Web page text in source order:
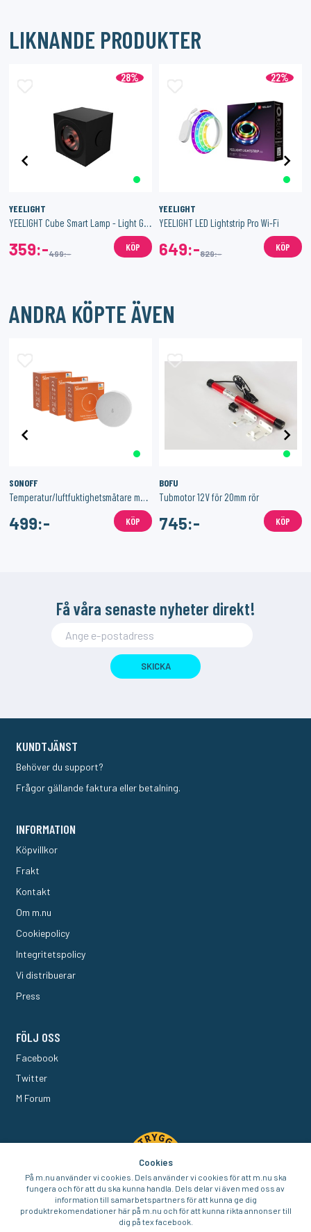
LIKNANDE PRODUKTER
28%
YEELIGHT
YEELIGHT Cube Smart Lamp - Light Gaming Cube Spot - Expansion Pack
359:-499:-
KÖP
22%
YEELIGHT
YEELIGHT LED Lightstrip Pro Wi-Fi
649:-829:-
KÖP
ANDRA KÖPTE ÄVEN
SONOFF
Temperatur/luftfuktighetsmätare med Zigbee 3-Pack
499:- KÖP
BOFU
Tubmotor 12V för 20mm rör
745:- KÖP
Få våra senaste nyheter direkt!
SKICKA
KUNDTJÄNST
Behöver du support?
Frågor gällande faktura eller betalning.
INFORMATION
Köpvillkor
Frakt
Kontakt
Om m.nu
Cookiepolicy
Integritetspolicy
Vi distribuerar
Press
FÖLJ OSS
Facebook
Twitter
M Forum
Cookies
På m.nu använder vi cookies. Dels använder vi cookies för att m.nu ska
fungera och för att du ska kunna handla. Dels delar vi även med oss av
information till samarbetspartners för att kunna ge dig
produktrekomendationer här på m.nu och för att kunna rikta annonser till
dig på tex facebook.